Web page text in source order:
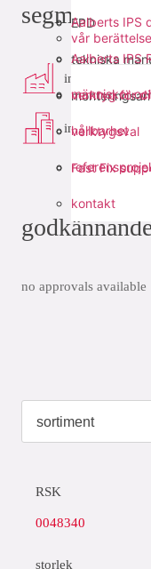
EPD
tekniska
Aalberts IPS
Aalberts IPS
verktyg för
verktygsval
Fast Fix
vår berättelse
människor
hållbarhet
kontakt
segment
industri
infra
no approvals available
RSK
0048340
storlek